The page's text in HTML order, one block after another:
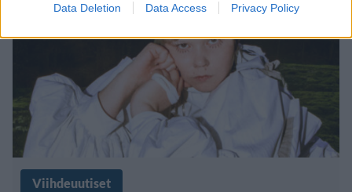
Data Deletion Data Access Privacy Policy
Viihdeuutiset